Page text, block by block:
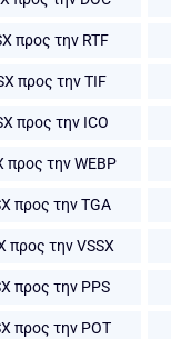
προς την RTF
προς την TIF
προς την ICO
προς την WEBP
προς την TGA
προς την VSSX
προς την PPS
προς την POT